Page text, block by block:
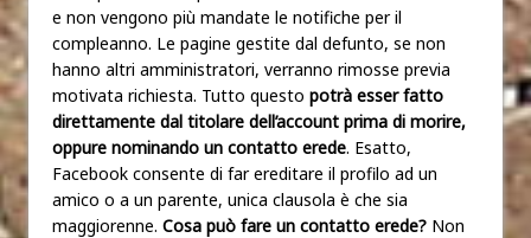
e non vengono più mandate le notifiche per il
compleanno. Le pagine gestite dal defunto, se non
hanno altri amministratori, verranno rimosse previa
motivata richiesta. Tutto questo potrà esser fatto
direttamente dal titolare dell’account prima di morire,
oppure nominando un contatto erede. Esatto,
Facebook consente di far ereditare il profilo ad un
amico o a un parente, unica clausola è che sia
maggiorenne. Cosa può fare un contatto erede? Non